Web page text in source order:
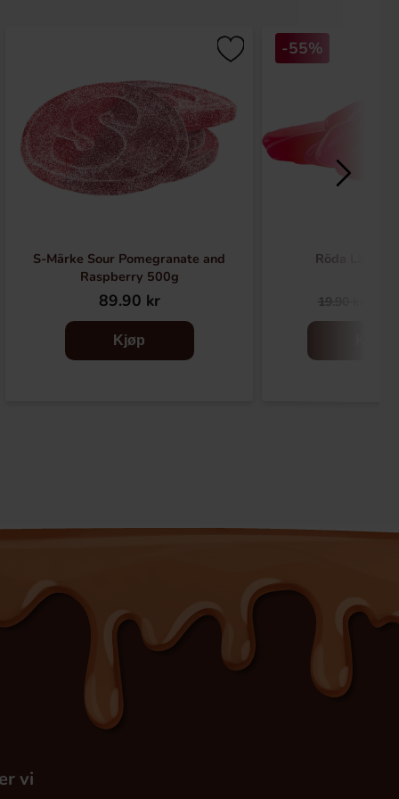
S-Märke Sour Pomegranate and
Raspberry 500g
89.90 kr
Kjøp
-55%
Röda Läppar
19.90 kr
vi